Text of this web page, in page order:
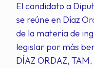
El candidato a
se reúne en Díaz
de la materia de
legislar por más
DÍAZ ORDAZ,